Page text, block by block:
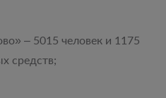
– 5015 человек и 1175
средств;